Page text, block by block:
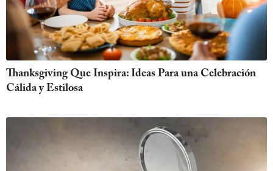
Thanksgiving Que Inspira: Ideas Para una Celebración
Cálida y Estilosa